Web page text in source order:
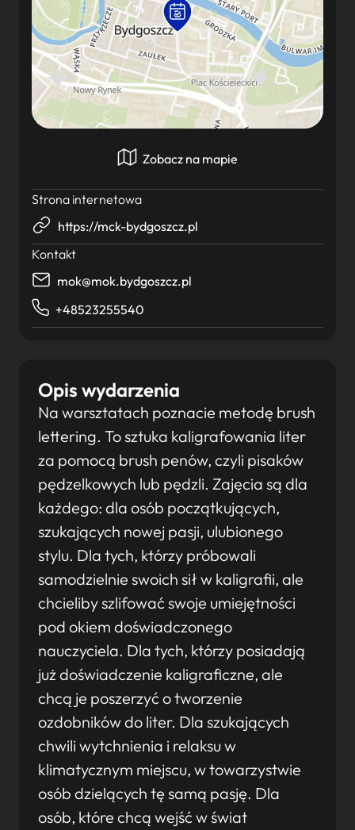
Opis wydarzenia
Na warsztatach poznacie metodę brush
lettering. To sztuka kaligrafowania liter
za pomocą brush penów, czyli pisaków
pędzelkowych lub pędzli. Zajęcia są dla
każdego: dla osób początkujących,
szukających nowej pasji, ulubionego
stylu. Dla tych, którzy próbowali
samodzielnie swoich sił w kaligrafii, ale
chcieliby szlifować swoje umiejętności
pod okiem doświadczonego
nauczyciela. Dla tych, którzy posiadają
już doświadczenie kaligraficzne, ale
chcą je poszerzyć o tworzenie
ozdobników do liter. Dla szukających
chwili wytchnienia i relaksu w
klimatycznym miejscu, w towarzystwie
osób dzielących tę samą pasję. Dla
osób, które chcą wejść w świat
Zobacz na mapie
Strona internetowa
https://mck-bydgoszcz.pl
Kontakt
mok@mok.bydgoszcz.pl
+48523255540